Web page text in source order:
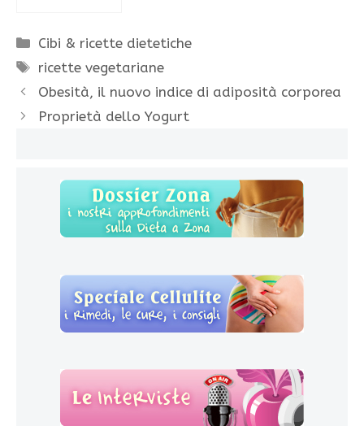
Categorie
Cibi & ricette dietetiche
Tag
ricette vegetariane
Obesità, il nuovo indice di adiposità corporea
Proprietà dello Yogurt